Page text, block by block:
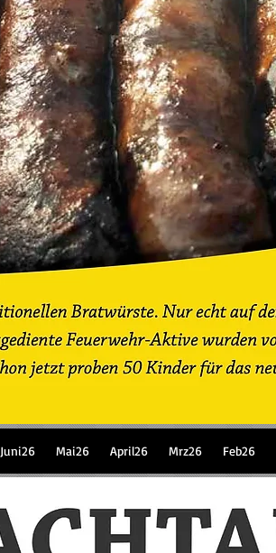
Juni26 Mai26 April26 Mrz26 Feb26